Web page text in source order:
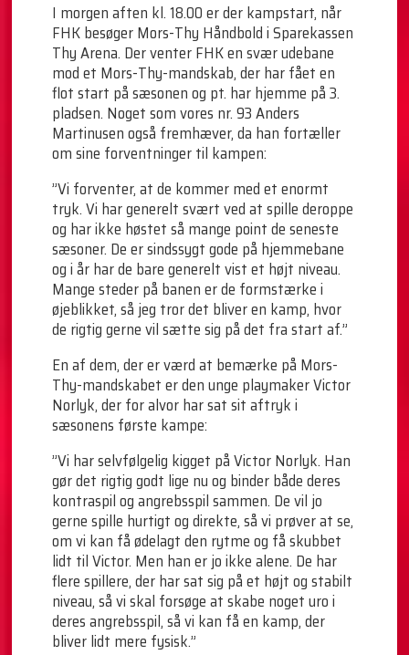
I morgen aften kl. 18.00 er der kampstart, når
FHK besøger Mors-Thy Håndbold i Sparekassen
Thy Arena. Der venter FHK en svær udebane
mod et Mors-Thy-mandskab, der har fået en
flot start på sæsonen og pt. har hjemme på 3.
pladsen. Noget som vores nr. 93 Anders
Martinusen også fremhæver, da han fortæller
om sine forventninger til kampen:
”Vi forventer, at de kommer med et enormt
tryk. Vi har generelt svært ved at spille deroppe
og har ikke høstet så mange point de seneste
sæsoner. De er sindssygt gode på hjemmebane
og i år har de bare generelt vist et højt niveau.
Mange steder på banen er de formstærke i
øjeblikket, så jeg tror det bliver en kamp, hvor
de rigtig gerne vil sætte sig på det fra start af.”
En af dem, der er værd at bemærke på Mors-
Thy-mandskabet er den unge playmaker Victor
Norlyk, der for alvor har sat sit aftryk i
sæsonens første kampe:
”Vi har selvfølgelig kigget på Victor Norlyk. Han
gør det rigtig godt lige nu og binder både deres
kontraspil og angrebsspil sammen. De vil jo
gerne spille hurtigt og direkte, så vi prøver at se,
om vi kan få ødelagt den rytme og få skubbet
lidt til Victor. Men han er jo ikke alene. De har
flere spillere, der har sat sig på et højt og stabilt
niveau, så vi skal forsøge at skabe noget uro i
deres angrebsspil, så vi kan få en kamp, der
bliver lidt mere fysisk.”